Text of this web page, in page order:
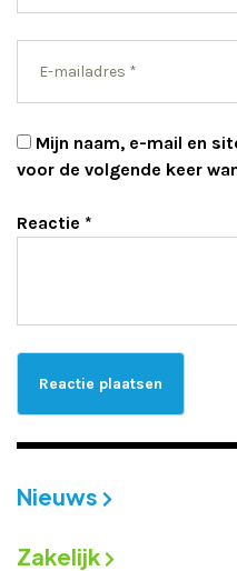
Mijn naam, e-mail en
voor de volgende keer
Reactie *
Nieuws
Zakelijk